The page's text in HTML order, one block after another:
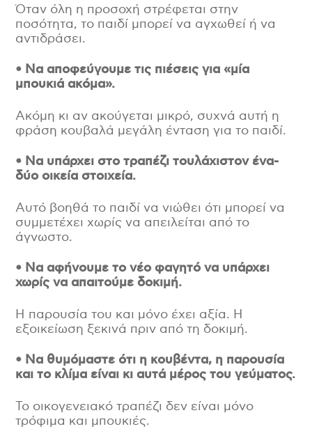
Όταν όλη η προσοχή στρέφεται στην
ποσότητα, το παιδί μπορεί να αγχωθεί ή να
αντιδράσει.
• Να αποφεύγουμε τις πιέσεις για «μία
μπουκιά ακόμα».
Ακόμη κι αν ακούγεται μικρό, συχνά αυτή η
φράση κουβαλά μεγάλη ένταση για το παιδί.
• Να υπάρχει στο τραπέζι τουλάχιστον ένα-
δύο οικεία στοιχεία.
Αυτό βοηθά το παιδί να νιώθει ότι μπορεί να
συμμετέχει χωρίς να απειλείται από το
άγνωστο.
• Να αφήνουμε το νέο φαγητό να υπάρχει
χωρίς να απαιτούμε δοκιμή.
Η παρουσία του και μόνο έχει αξία. Η
εξοικείωση ξεκινά πριν από τη δοκιμή.
• Να θυμόμαστε ότι η κουβέντα, η παρουσία
και το κλίμα είναι κι αυτά μέρος του γεύματος.
Το οικογενειακό τραπέζι δεν είναι μόνο
τρόφιμα και μπουκιές.